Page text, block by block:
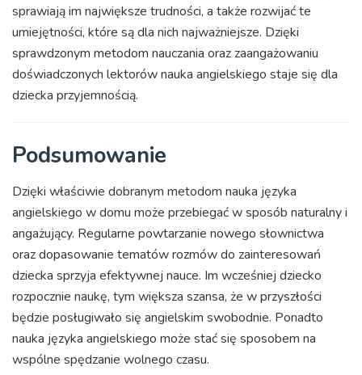
sprawiają im największe trudności, a także rozwijać te
umiejętności, które są dla nich najważniejsze. Dzięki
sprawdzonym metodom nauczania oraz zaangażowaniu
doświadczonych lektorów nauka angielskiego staje się dla
dziecka przyjemnością.
Podsumowanie
Dzięki właściwie dobranym metodom nauka języka
angielskiego w domu może przebiegać w sposób naturalny i
angażujący. Regularne powtarzanie nowego słownictwa
oraz dopasowanie tematów rozmów do zainteresowań
dziecka sprzyja efektywnej nauce. Im wcześniej dziecko
rozpocznie naukę, tym większa szansa, że w przyszłości
będzie posługiwało się angielskim swobodnie. Ponadto
nauka języka angielskiego może stać się sposobem na
wspólne spędzanie wolnego czasu.